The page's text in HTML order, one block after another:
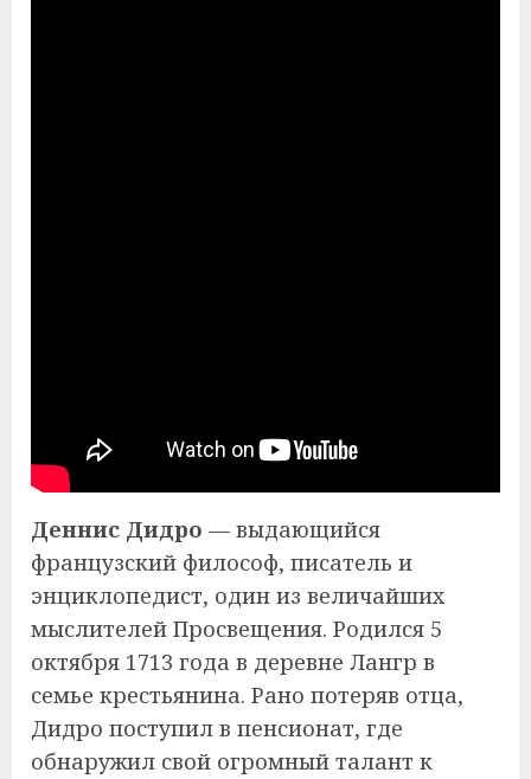
Деннис Дидро — выдающийся
французский философ, писатель и
энциклопедист, один из величайших
мыслителей Просвещения. Родился 5
октября 1713 года в деревне Лангр в
семье крестьянина. Рано потеряв отца,
Дидро поступил в пенсионат, где
обнаружил свой огромный талант к